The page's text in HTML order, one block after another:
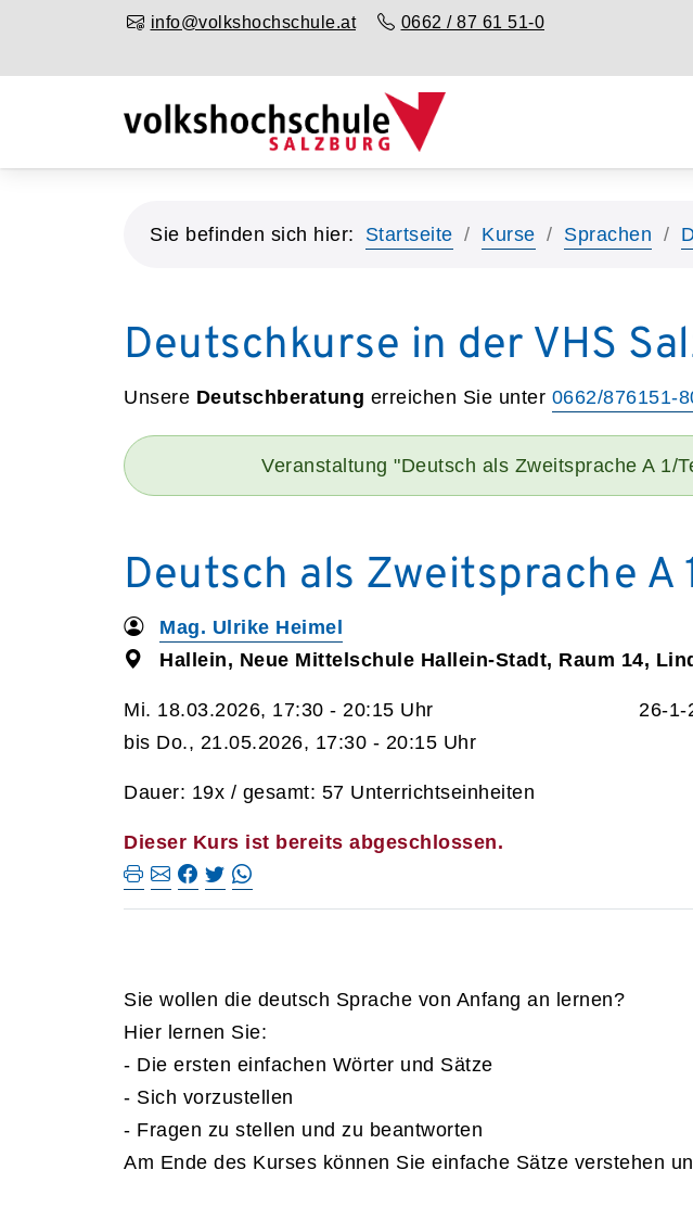
info@volkshochschule.at 0662 / 87 61 51-0
Sie befinden sich hier: Startseite Kurse Sprachen
Deutschkurse in der VHS
Unsere Deutschberatung erreichen Sie unter 0662/876151-
Veranstaltung "Deutsch als Zweitsprache A 1/
Deutsch als Zweitsprache A
Mag. Ulrike Heimel
Hallein, Neue Mittelschule Hallein-Stadt, Raum 14,
Mi. 18.03.2026, 17:30 - 20:15 Uhr
bis Do., 21.05.2026, 17:30 - 20:15 Uhr
26-1-
Dauer: 19x / gesamt: 57 Unterrichtseinheiten
Dieser Kurs ist bereits abgeschlossen.
Sie wollen die deutsch Sprache von Anfang an lernen?
Hier lernen Sie:
- Die ersten einfachen Wörter und Sätze
- Sich vorzustellen
- Fragen zu stellen und zu beantworten
Am Ende des Kurses können Sie einfache Sätze verstehen